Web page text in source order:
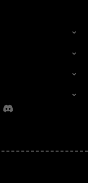
Discord